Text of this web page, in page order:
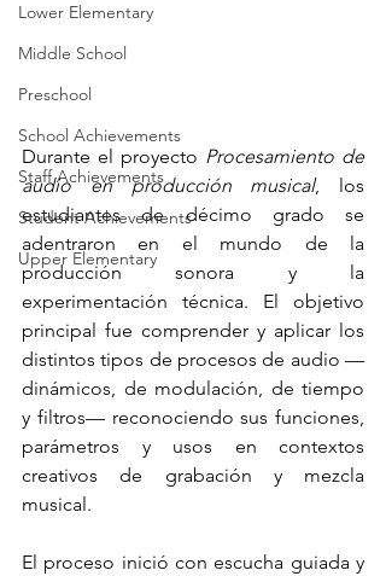
Lower Elementary
Middle School
Preschool
School Achievements
Staff Achievements
Student Achievements
Upper Elementary
Durante el proyecto Procesamiento de
audio en producción musical, los
estudiantes de décimo grado se
adentraron en el mundo de la
producción sonora y la
experimentación técnica. El objetivo
principal fue comprender y aplicar los
distintos tipos de procesos de audio —
dinámicos, de modulación, de tiempo
y filtros— reconociendo sus funciones,
parámetros y usos en contextos
creativos de grabación y mezcla
musical.
El proceso inició con escucha guiada y